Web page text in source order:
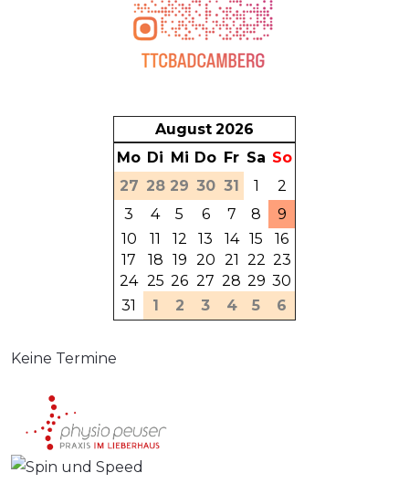
August 2026
Mo Di Mi Do Fr Sa So
27 28 29 30 31 1
2
3
4 5 6 7 8
9
10
11 12 13 14 15
16
17
18 19 20 21 22 23
24 25 26 27 28 29 30
31
1 2 3 4 5 6
Keine Termine